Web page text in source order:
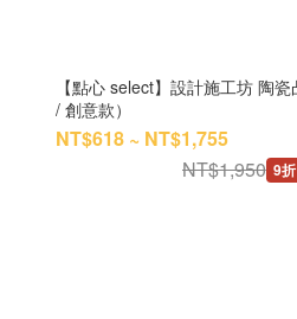
【點心 select】設計施工坊 陶
/ 創意款）
NT$618 ~ NT$1,755
NT$1,950 9折